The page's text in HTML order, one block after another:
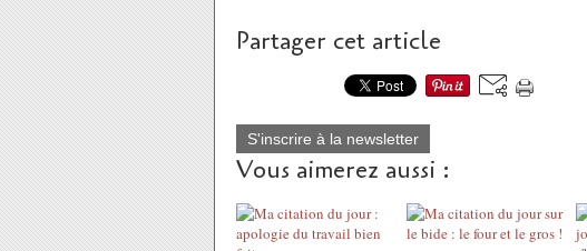
Partager cet article
S'inscrire à la newsletter
Vous aimerez aussi :